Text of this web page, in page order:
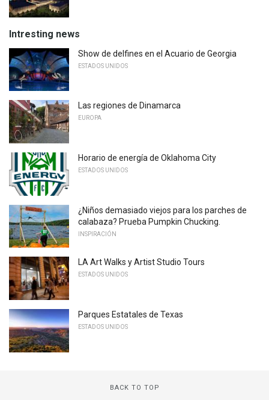
Intresting news
Show de delfines en el Acuario de Georgia
ESTADOS UNIDOS
Las regiones de Dinamarca
EUROPA
Horario de energía de Oklahoma City
ESTADOS UNIDOS
¿Niños demasiado viejos para los parches de
calabaza? Prueba Pumpkin Chucking.
INSPIRACIÓN
LA Art Walks y Artist Studio Tours
ESTADOS UNIDOS
Parques Estatales de Texas
ESTADOS UNIDOS
BACK TO TOP